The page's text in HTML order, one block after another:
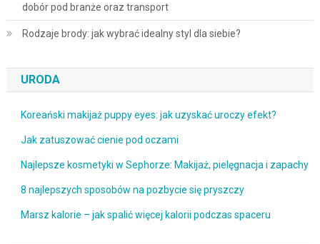
dobór pod branże oraz transport
Rodzaje brody: jak wybrać idealny styl dla siebie?
URODA
Koreański makijaż puppy eyes: jak uzyskać uroczy efekt?
Jak zatuszować cienie pod oczami
Najlepsze kosmetyki w Sephorze: Makijaż, pielęgnacja i zapachy
8 najlepszych sposobów na pozbycie się pryszczy
Marsz kalorie – jak spalić więcej kalorii podczas spaceru